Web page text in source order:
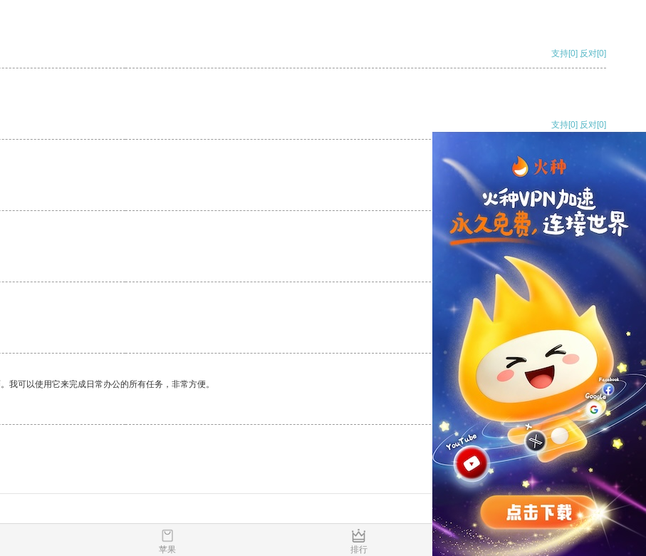
支持[0] 反对[0]
支持[0] 反对[0]
支持[0] 反对
支持
反对 [0]
我可以使用它来完成日常办公的所有任务，非常方便。
支持[0] 反对[0]
苹果 排行 推荐